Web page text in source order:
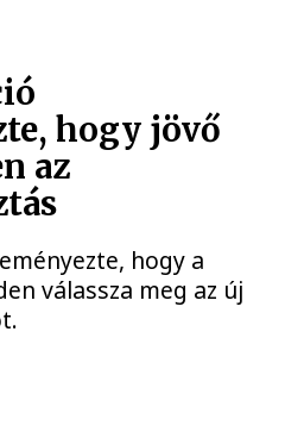
hogy jövő
az
hogy a
válassza meg az új